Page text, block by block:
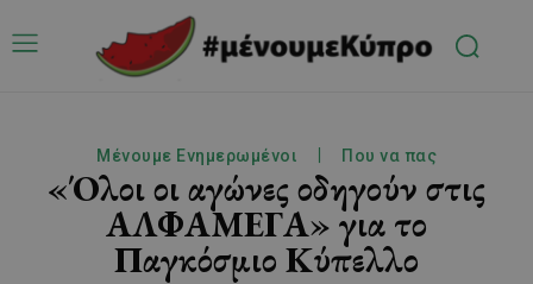
Μένουμε Ενημερωμένοι Που να πας
«Όλοι οι αγώνες οδηγούν στις
ΑΛΦΑΜΕΓΑ» για το
Παγκόσμιο Κύπελλο